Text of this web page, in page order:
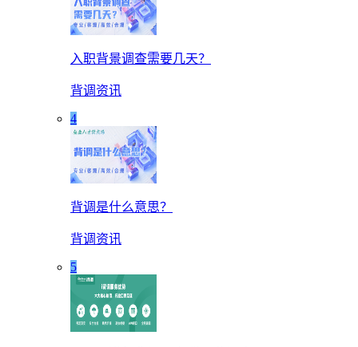
入职背景调查需要几天？
背调资讯
4
背调是什么意思？
背调资讯
5